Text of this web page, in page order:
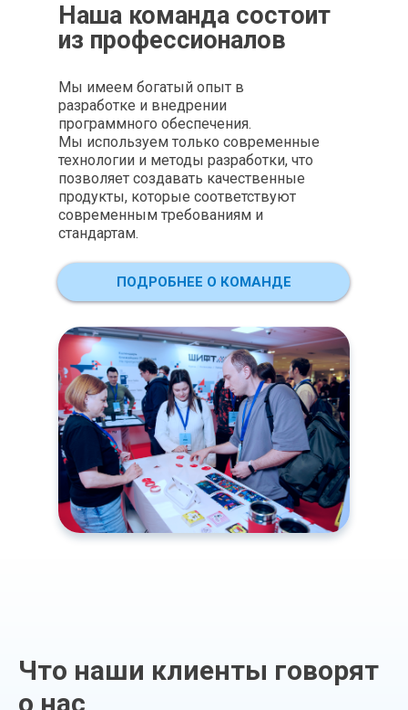
ПОДРОБНЕЕ О КОМАНДЕ
Наша команда состоит
из профессионалов
Мы имеем богатый опыт в
разработке и внедрении
программного обеспечения.
Мы используем только современные
технологии и методы разработки, что
позволяет создавать качественные
продукты, которые соответствуют
современным требованиям и
стандартам.
Что наши клиенты говорят
о нас